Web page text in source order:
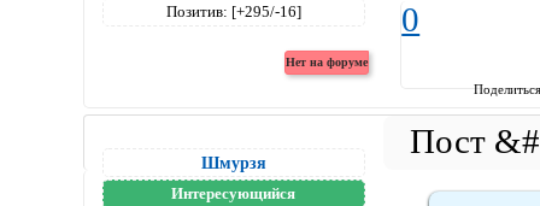
Позитив: [+295/-16] 0
Шмурзя
Интересующийся